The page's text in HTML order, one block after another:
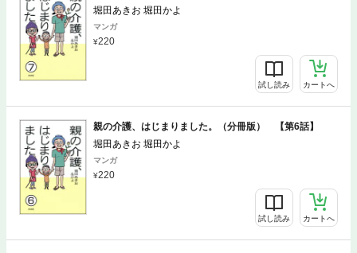
堀田あきお 堀田かよ
マンガ
220
試し読み カートへ
親の介護、はじまりました。（分冊版） 【第6話】
堀田あきお 堀田かよ
マンガ
220
試し読み カートへ